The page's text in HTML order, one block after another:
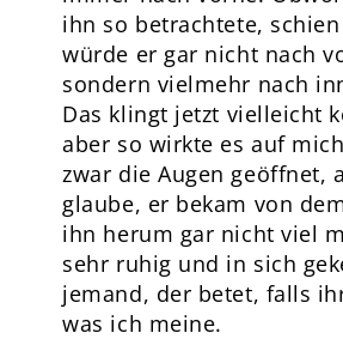
ihn so betrachtete,
würde er gar nicht nach
sondern vielmehr nach
Das klingt jetzt vielleicht
aber so wirkte es auf
zwar die Augen geöffnet,
glaube, er bekam von
ihn herum gar nicht viel
sehr ruhig und in sich
jemand, der betet, falls
was ich meine.